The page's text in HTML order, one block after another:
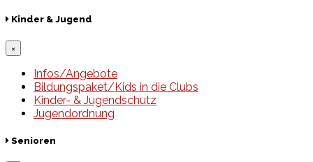
Kinder & Jugend
×
Infos/Angebote
Bildungspaket/Kids in die Clubs
Kinder- & Jugendschutz
Jugendordnung
Senioren